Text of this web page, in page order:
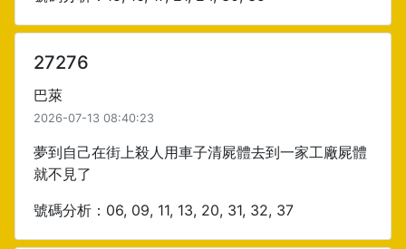
27276
巴萊
2026-07-13 08:40:23
夢到自己在街上殺人用車子清屍體去到一家工廠屍體
就不見了
號碼分析：06, 09, 11, 13, 20, 31, 32, 37